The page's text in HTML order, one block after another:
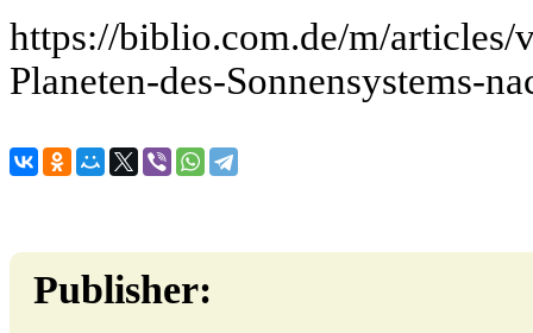
https://biblio.com.de/m/articles/
Planeten-des-Sonnensystems-
Publisher: